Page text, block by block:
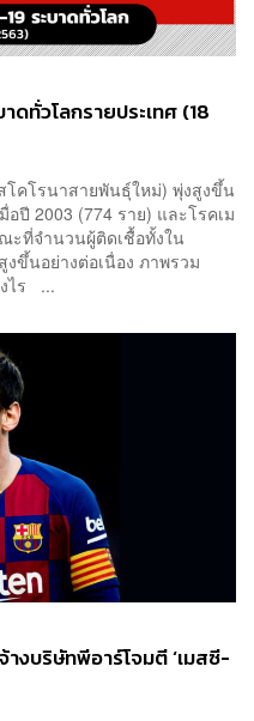
ดทั่วโลกรายประเทศ (18
โคโรนาสายพันธุ์ใหม่) พุ่งสูงขึ้น
ปี 2003 (774 ราย) และโรคเม
ะที่จำนวนผู้ติดเชื้อทั้งใน
งขึ้นอย่างต่อเนื่อง ภาพรวม
ไร ...
งบริษัทพีอาร์โจมตี ‘เมสซี-